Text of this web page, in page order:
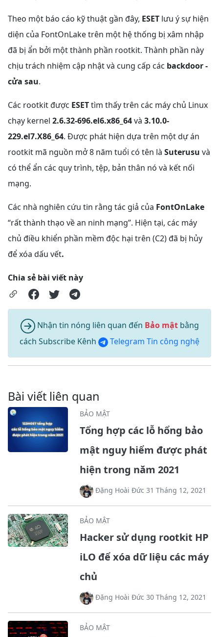
Theo một báo cáo kỹ thuật gần đây, ESET lưu ý sự hiện
diện của FontOnLake trên một hệ thống bị xâm nhập
đã bị ẩn bởi một thành phần rootkit. Thành phần này
chịu trách nhiệm cập nhật và cung cấp các backdoor -
cửa sau.
Các rootkit được ESETtìm thấy trên các máy chủ Linux
chạy kernel 2.6.32-696.el6.x86_64và 3.10.0-
229.el7.X86_64. Được phát hiện dựa trên một dự án
rootkit mã nguồn mở 8 năm tuổi có tên là Suterusu và
có thể ẩn các quy trình, tệp, bản thân nó và kết nối
mạng.
Các nhà nghiên cứu tin rằng tác giả của FontOnLake
“rất thành thạo về an ninh mạng”. Hiện tại, các máy
chủ điều khiển phần mềm độc hại trên (C2) đã bị hủy
để xóa dấu vết.
Chia sẻ bài viết này
Nhận tin nóng liên quan đến Bảo mậtbằng
cách Subscribe Kênh
Telegram Tin công nghệ
Bài viết liên quan
BẢO MẬT
Tổng hợp các lỗ hổng bảo
mật nguy hiểm được phát
hiện trong năm 2021
Đặng Hoài Đức 31 Tháng 12, 2021
BẢO MẬT
Hacker sử dụng rootkit HP
iLO để xóa dữ liệu các máy
chủ
Đặng Hoài Đức 30 Tháng 12, 2021
BẢO MẬT